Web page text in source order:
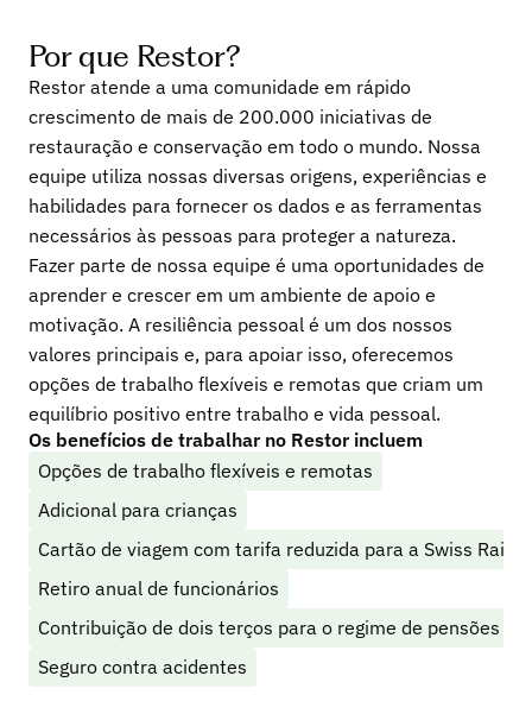
Por que Restor?
Restor atende a uma comunidade em rápido
crescimento de mais de 200.000 iniciativas de
restauração e conservação em todo o mundo. Nossa
equipe utiliza nossas diversas origens, experiências e
habilidades para fornecer os dados e as ferramentas
necessários às pessoas para proteger a natureza.
Fazer parte de nossa equipe é uma oportunidades de
aprender e crescer em um ambiente de apoio e
motivação. A resiliência pessoal é um dos nossos
valores principais e, para apoiar isso, oferecemos
opções de trabalho flexíveis e remotas que criam um
equilíbrio positivo entre trabalho e vida pessoal.
Os benefícios de trabalhar no Restor incluem
Opções de trabalho flexíveis e remotas
Adicional para crianças
Cartão de viagem com tarifa reduzida para a Swiss
Retiro anual de funcionários
Contribuição de dois terços para o regime de pensões
Seguro contra acidentes